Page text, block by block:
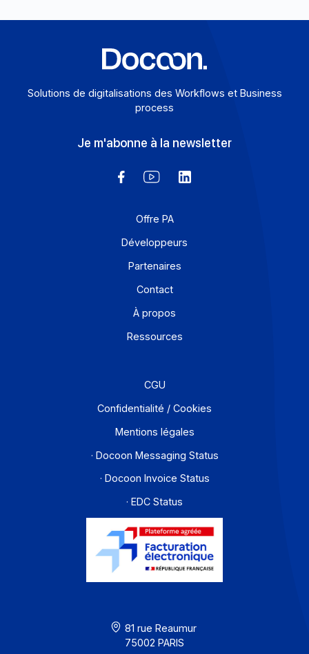
En savoir plus
Solutions de digitalisations des Workflows et
process
Je m'abonne à la newsletter
Offre PA
Développeurs
Contact
À propos
Ressources
Confidentialité / Cookies
Mentions légales
· Docoon Messaging Status
· EDC Status